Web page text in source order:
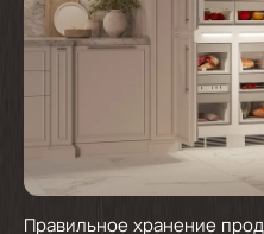
Правильное хранение